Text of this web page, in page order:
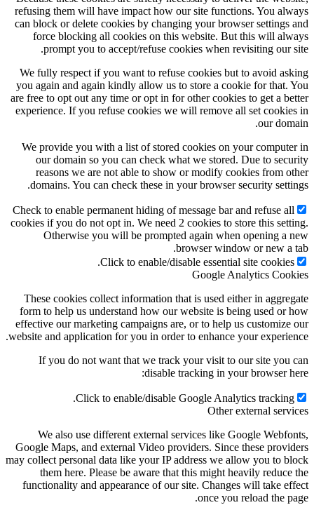
refusing them will have impact how our site functions. You
can block or delete cookies by changing your browser settings
force blocking all cookies on this website. But this will
prompt you to accept/refuse cookies when revisiting our
We fully respect if you want to refuse cookies but to avoid
you again and again kindly allow us to store a cookie for that.
are free to opt out any time or opt in for other cookies to get a
experience. If you refuse cookies we will remove all set
our
We provide you with a list of stored cookies on your
our domain so you can check what we stored. Due to
reasons we are not able to show or modify cookies from
domains. You can check these in your browser security
Check to enable permanent hiding of message bar and refuse
cookies if you do not opt in. We need 2 cookies to store this
Otherwise you will be prompted again when opening a
browser window or new a
Click to enable/disable essential site
Google Analytics
These cookies collect information that is used either in
form to help us understand how our website is being used or
effective our marketing campaigns are, or to help us
website and application for you in order to enhance your
If you do not want that we track your visit to our site you
disable tracking in your browser
Click to enable/disable Google Analytics
Other external
We also use different external services like Google
Google Maps, and external Video providers. Since these
may collect personal data like your IP address we allow you to
them here. Please be aware that this might heavily
functionality and appearance of our site. Changes will take
once you reload the